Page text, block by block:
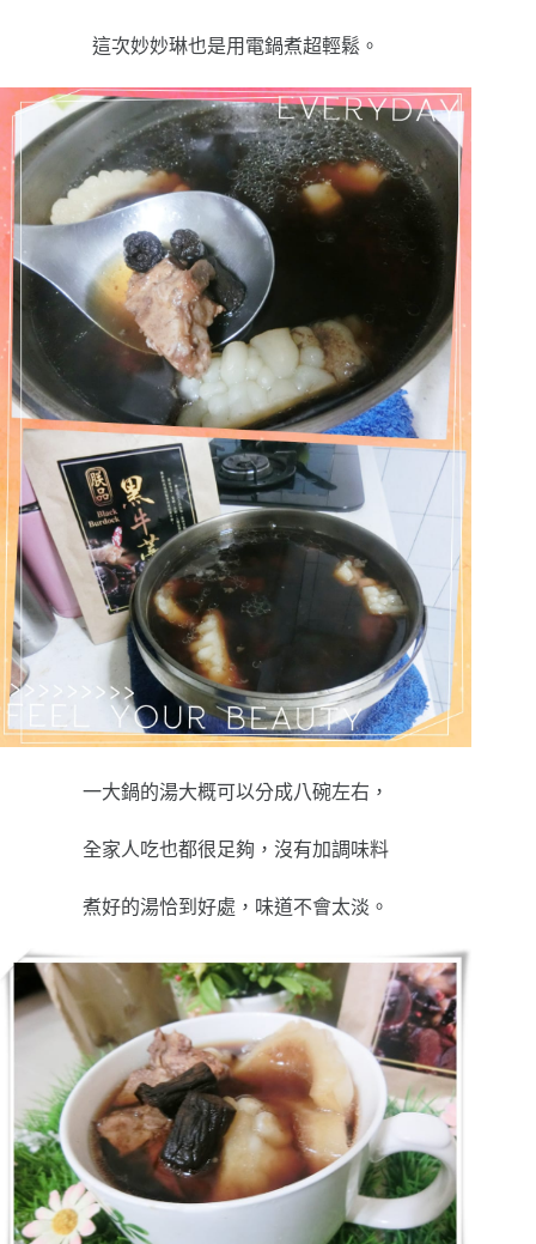
這次妙妙琳也是用電鍋煮超輕鬆。
一大鍋的湯大概可以分成八碗左右，
全家人吃也都很足夠，沒有加調味料
煮好的湯恰到好處，味道不會太淡。